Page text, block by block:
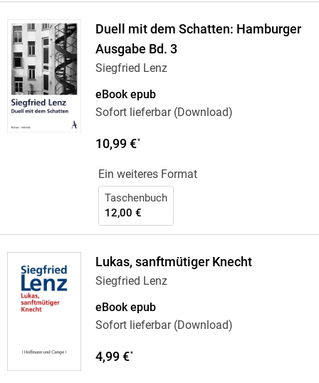
Duell mit dem Schatten: Hamburger
Ausgabe Bd. 3
Siegfried Lenz
eBook epub
Sofort lieferbar (Download)
10,99 €*
Ein weiteres Format
Taschenbuch
12,00 €
Lukas, sanftmütiger Knecht
Siegfried Lenz
eBook epub
Sofort lieferbar (Download)
4,99 €*